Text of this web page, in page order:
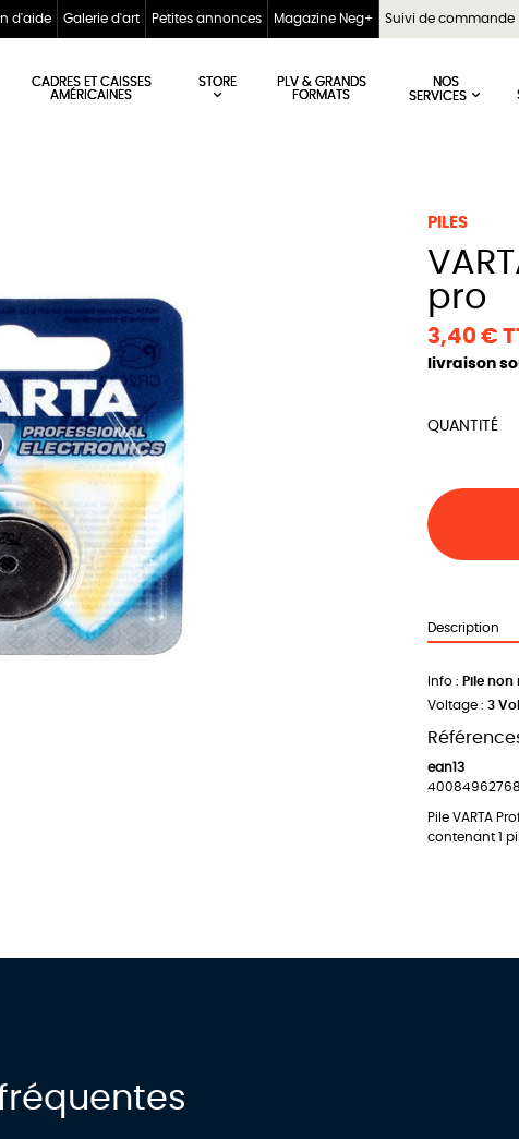
d'aide Galerie d'art Petites annonces Magazine Neg+ Suivi de commande
CADRES ET CAISSES
AMÉRICAINES
STORE
PLV & GRANDS
FORMATS
NOS
SERVICES
PILES
VARTA CR2032 Electronics
pro
3,40 €
livraison
QUANTITÉ
Description
Info : Pile
Voltage : 3
ean13
Pile VARTA
contenant 1
fréquentes